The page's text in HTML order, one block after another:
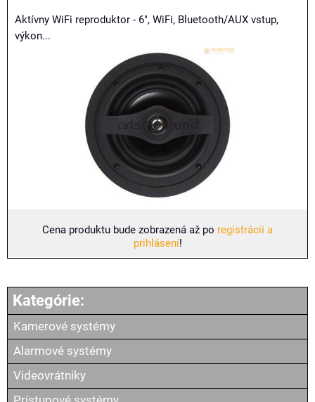
Aktívny WiFi reproduktor - 6", WiFi, Bluetooth/AUX vstup,
výkon...
Cena produktu bude zobrazená až po registrácii a
prihlásení!
Kamerové systémy
Alarmové systémy
Videovrátniky